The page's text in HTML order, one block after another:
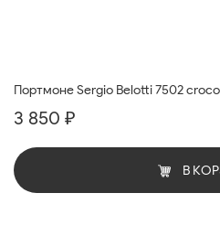
Портмоне Sergio Belotti 7502
3 850 ₽
В